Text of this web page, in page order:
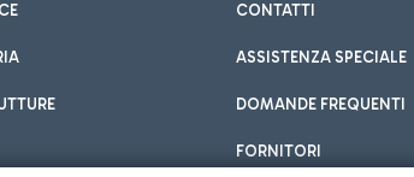
CONTATTI
ASSISTENZA SPECIALE
DOMANDE FREQUENTI
FORNITORI